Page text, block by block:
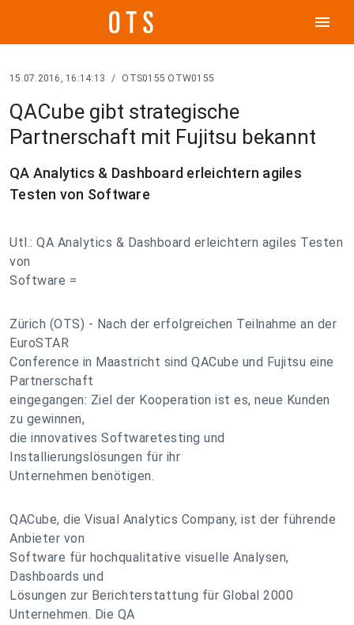
menu
15.07.2016, 16:14:13 / OTS0155 OTW0155
QACube gibt strategische
Partnerschaft mit Fujitsu bekannt
QA Analytics & Dashboard erleichtern agiles
Testen von Software
Utl.: QA Analytics & Dashboard erleichtern agiles Testen
von
Software =
Zürich (OTS) - Nach der erfolgreichen Teilnahme an der
EuroSTAR
Conference in Maastricht sind QACube und Fujitsu eine
Partnerschaft
eingegangen: Ziel der Kooperation ist es, neue Kunden
zu gewinnen,
die innovatives Softwaretesting und
Installierungslösungen für ihr
Unternehmen benötigen.
QACube, die Visual Analytics Company, ist der führende
Anbieter von
Software für hochqualitative visuelle Analysen,
Dashboards und
Lösungen zur Berichterstattung für Global 2000
Unternehmen. Die QA